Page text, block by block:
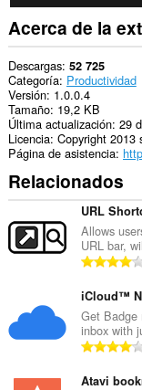
Acerca de la
Descargas 52 725
Categoría Productividad
Versión 1.0.0.4
Tamaño 19,2 KB
Última actualización 29
Licencia Copyright 2013
Página de asistencia
Relacionados
URL
Allows
URL bar,
iCloud™
Get Badge
inbox with
Atavi